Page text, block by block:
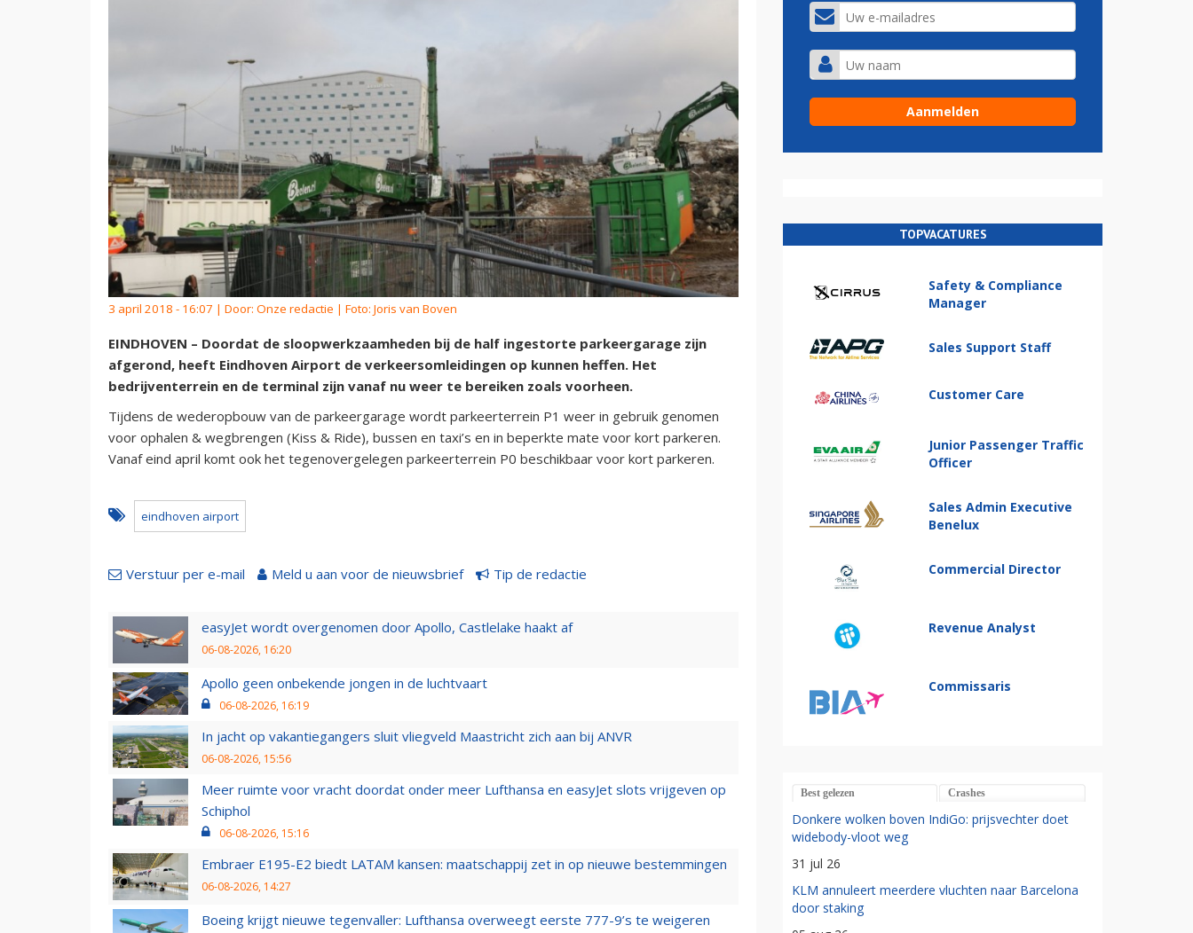
3 april 2018 - 16:07 | Door: Onze redactie | Foto: Joris van Boven
EINDHOVEN – Doordat de sloopwerkzaamheden bij de half ingestorte parkeergarage zijn
afgerond, heeft Eindhoven Airport de verkeersomleidingen op kunnen heffen. Het
bedrijventerrein en de terminal zijn vanaf nu weer te bereiken zoals voorheen.
Tijdens de wederopbouw van de parkeergarage wordt parkeerterrein P1 weer in gebruik genomen
voor ophalen & wegbrengen (Kiss & Ride), bussen en taxi’s en in beperkte mate voor kort parkeren.
Vanaf eind april komt ook het tegenovergelegen parkeerterrein P0 beschikbaar voor kort parkeren.
eindhoven airport
Verstuur per e-mail Meld u aan voor de nieuwsbrief Tip de redactie
easyJet wordt overgenomen door Apollo, Castlelake haakt af
06-08-2026, 16:20
Apollo geen onbekende jongen in de luchtvaart
06-08-2026, 16:19
In jacht op vakantiegangers sluit vliegveld Maastricht zich aan bij ANVR
06-08-2026, 15:56
Meer ruimte voor vracht doordat onder meer Lufthansa en easyJet slots vrijgeven op
Schiphol
06-08-2026, 15:16
Embraer E195-E2 biedt LATAM kansen: maatschappij zet in op nieuwe bestemmingen
06-08-2026, 14:27
Boeing krijgt nieuwe tegenvaller: Lufthansa overweegt eerste 777-9’s te weigeren
TOPVACATURES
Safety & Compliance
Manager
Sales Support Staff
Customer Care
Junior Passenger Traffic
Officer
Sales Admin Executive
Benelux
Commercial Director
Revenue Analyst
Commissaris
Best gelezen Crashes
Donkere wolken boven IndiGo: prijsvechter doet
widebody-vloot weg
31 jul 26
KLM annuleert meerdere vluchten naar Barcelona
door staking